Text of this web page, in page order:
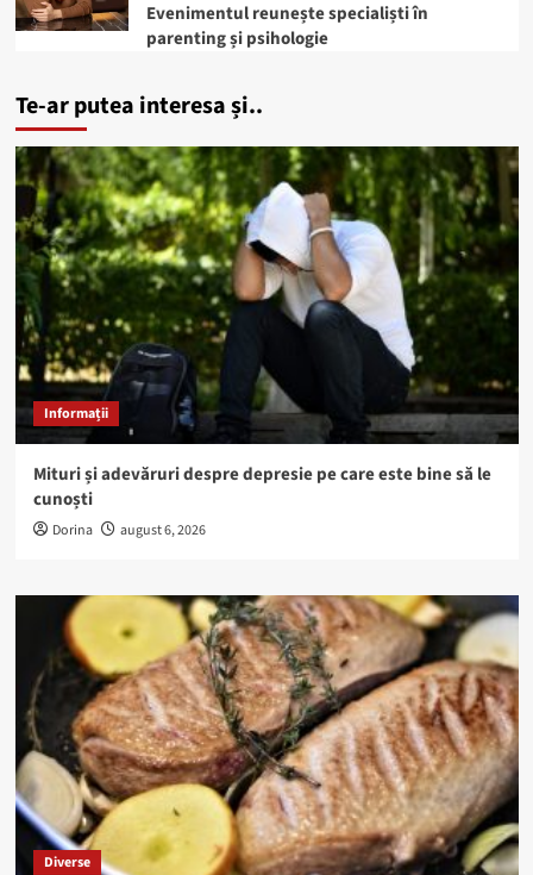
Evenimentul reunește specialiști în
parenting și psihologie
Te-ar putea interesa și..
Informații
Mituri și adevăruri despre depresie pe care este bine să le
cunoști
Dorina august 6, 2026
Diverse